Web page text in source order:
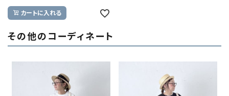
カートに入れる
その他のコーディネート